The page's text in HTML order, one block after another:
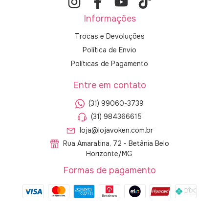
Informações
Trocas e Devoluções
Política de Envio
Políticas de Pagamento
Entre em contato
(31) 99060-3739
(31) 984366615
loja@lojavoken.com.br
Rua Amaratina, 72 - Betânia Belo
Horizonte/MG
Formas de pagamento